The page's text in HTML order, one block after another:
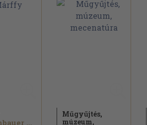
Rockenbauer Zoltán
Műgyűjtés,
múzeum,